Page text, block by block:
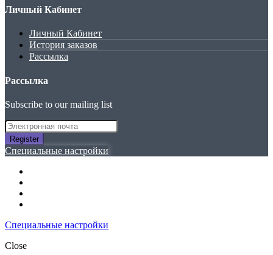
Личный Кабинет
Личный Кабинет
История заказов
Рассылка
Рассылка
Subscribe to our mailing list
Register
Специальные настройки
Специальные настройки
Close